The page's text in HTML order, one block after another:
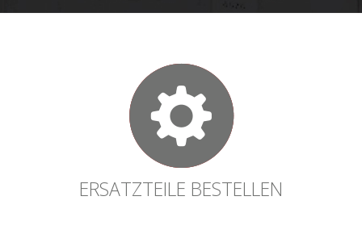
ERSATZTEILE BESTELLEN